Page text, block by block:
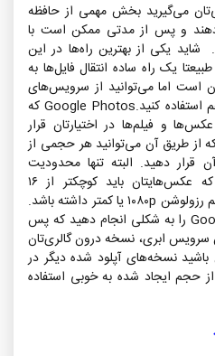
می‌گیرید بخش مهمی از حافظه
و پس از مدتی ممکن است با
یکی از بهترین راه‌ها در این
یک راه ساده انتقال فایل‌ها به
است اما می‌توانید از سرویس‌های
مثل Dropbox یا Flickr هم استفاده کنید.Google Photos که
و فیلم‌ها در اختیارتان قرار
از طریق آن می‌توانید هر حجمی از
قرار دهید. البته تنها محدودیت
این است که عکس‌هایتان باید کوچکتر از ۱۶
مگاپیکسل باشد و ویدیوهایتان هم رزولوشن ۱۰۸۰p یا کمتر داشته باشد.
می‌توانید تنظیمات Google Photos را به شکلی انجام دهید که پس
سرویس ابری، نسخه درون گالری‌تان
نسخه‌های آپلود شده دیگر در
از حجم ایجاد شده به خوبی استفاده